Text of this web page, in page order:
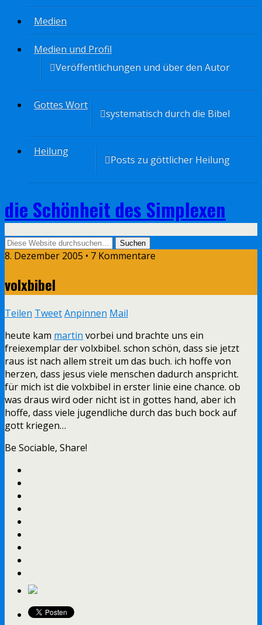
Medien
Medien und Profil
Veröffentlichungen und über den Autor
Gottes Wort
systematisch durch die Bibel
Heilung
Posts zu göttlicher Heilung
die Schönheit des Simplexen
8. Dezember 2005 • 7 Kommentare
volxbibel
Teilen TweetAnpinnen Mail
heute kam martin vorbei und brachte uns ein
freiexemplar der volxbibel. schon schön, dass sie jetzt
raus ist nach allem streit um das buch. ich hoffe von
herzen, dass jesus viele menschen dadurch anspricht.
für mich ist die volxbibel in erster linie eine chance. ob
was draus wird oder nicht ist in gottes hand, aber ich
hoffe, dass viele jugendliche durch das buch bock auf
gott kriegen…
Be Sociable, Share!